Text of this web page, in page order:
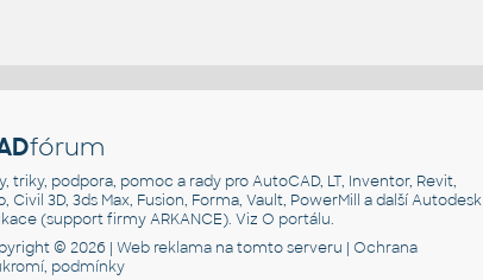
fórum
triky, podpora, pomoc a rady pro AutoCAD, LT, Inventor, Revit,
Civil 3D, 3ds Max, Fusion, Forma, Vault, PowerMill a další Autodesk
(support firmy ARKANCE). VizO portálu.
© 2026 |Web reklama na tomto serveru |Ochrana
podmínky